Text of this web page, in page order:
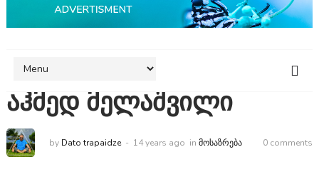
აჰმედ მელაშვილი
by Dato trapaidze 14 years ago in ᲛᲝᲡᲐᲖᲠᲔᲑᲐ 0 comments